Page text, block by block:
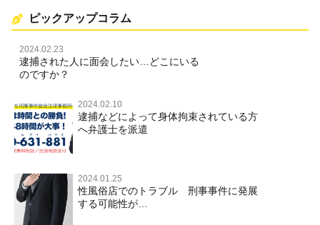
ピックアップコラム
2024.02.23
逮捕された人に面会したい…どこにいる
のですか？
2024.02.10
逮捕などによって身体拘束されている方
へ弁護士を派遣
2024.01.25
性風俗店でのトラブル 刑事事件に発展
する可能性が…